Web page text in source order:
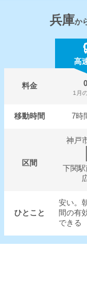
兵庫か
高
料金
1月
移動時間 7時
区間
神戸
下関
ひとこと
安い。
間の有
できる